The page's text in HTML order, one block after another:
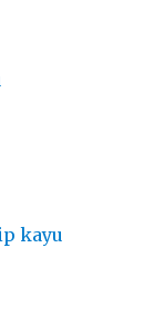
kayu